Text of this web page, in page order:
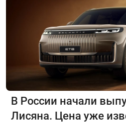
В России начали
Лисяна. Цена уже